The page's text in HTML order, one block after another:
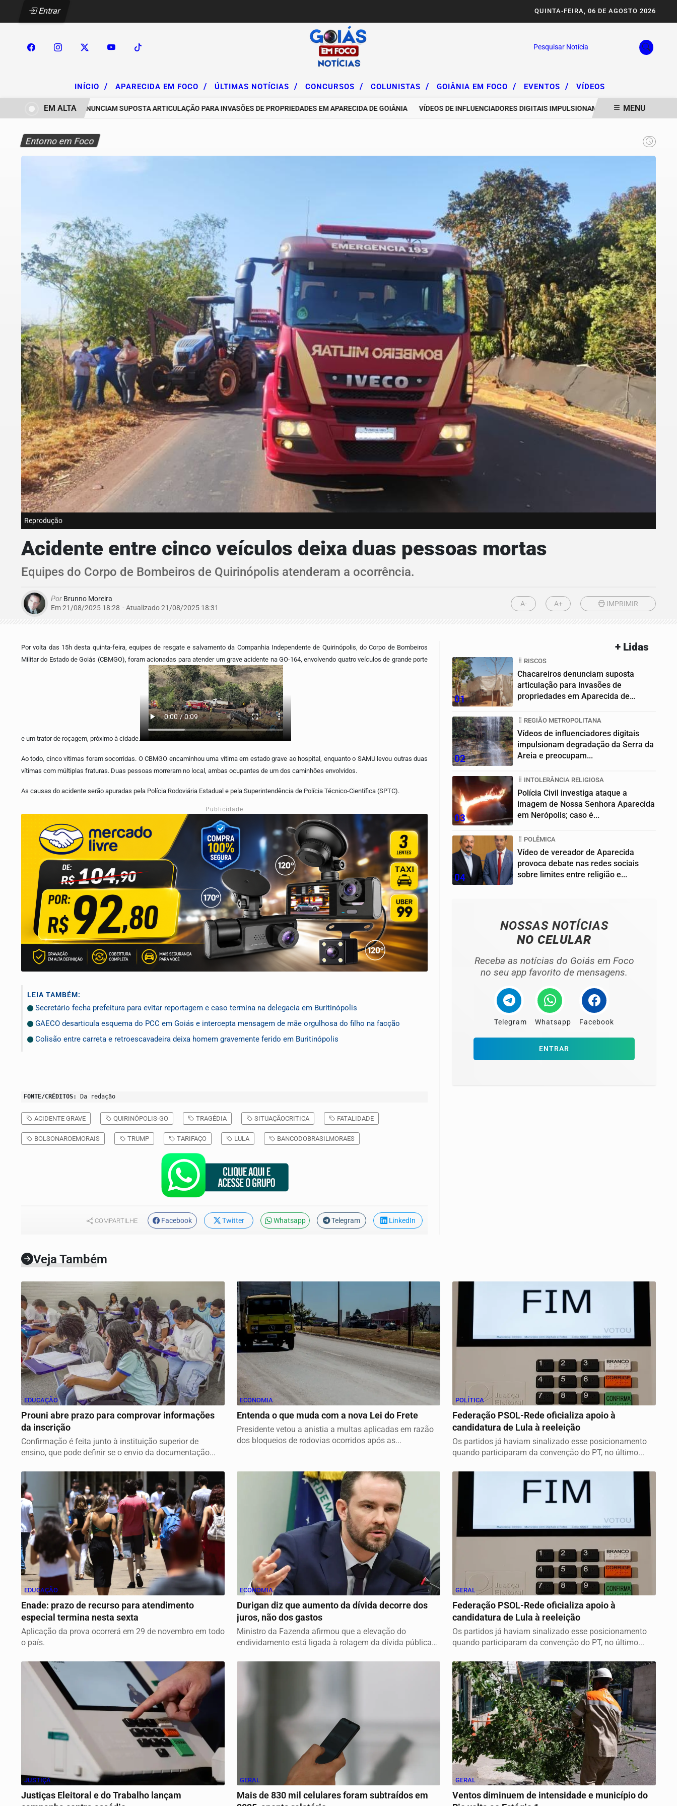
Entrar QUINTA-FEIRA, 06 DE AGOSTO 2026
Pesquisar Notícia
INÍCIO / APARECIDA EM FOCO / ÚLTIMAS NOTÍCIAS / CONCURSOS / COLUNISTAS / GOIÂNIA EM FOCO / EVENTOS / VÍDEOS
CHACAREIROS DENUNCIAM SUPOSTA ARTICULAÇÃO PARA INVASÕES DE PROPRIEDADES EM APARECIDA DE GOIÂNIA VÍDEOS DE INFLUENCIADORES DIGITAIS IMPULSIONAM DEGRADAÇÃO DA SERRA DA
EM ALTA MENU
Entorno em Foco
Reprodução
Acidente entre cinco veículos deixa duas pessoas mortas
Equipes do Corpo de Bombeiros de Quirinópolis atenderam a ocorrência.
Por Brunno Moreira
Em 21/08/2025 18:28 - Atualizado21/08/2025 18:31 A- A+ IMPRIMIR
Por volta das 15h desta quinta-feira, equipes de resgate e salvamento da Companhia Independente de Quirinópolis, do Corpo de Bombeiros
Militar do Estado de Goiás (CBMGO), foram acionadas para atender um grave acidente na GO-164, envolvendo quatro veículos de grande porte
e um trator de roçagem, próximo à cidade.
Ao todo, cinco vítimas foram socorridas. O CBMGO encaminhou uma vítima em estado grave ao hospital, enquanto o SAMU levou outras duas
vítimas com múltiplas fraturas. Duas pessoas morreram no local, ambas ocupantes de um dos caminhões envolvidos.
As causas do acidente serão apuradas pela Polícia Rodoviária Estadual e pela Superintendência de Polícia Técnico-Científica (SPTC).
Publicidade
LEIA TAMBÉM:
Secretário fecha prefeitura para evitar reportagem e caso termina na delegacia em Buritinópolis
GAECO desarticula esquema do PCC em Goiás e intercepta mensagem de mãe orgulhosa do filho na facção
Colisão entre carreta e retroescavadeira deixa homem gravemente ferido em Buritinópolis
FONTE/CRÉDITOS: Da redação
ACIDENTE GRAVE QUIRINÓPOLIS-GO TRAGÉDIA SITUAÇÃOCRITICA FATALIDADE
BOLSONAROEMORAIS TRUMP TARIFAÇO LULA BANCODOBRASILMORAES
COMPARTILHE Facebook Twitter Whatsapp Telegram LinkedIn
+ Lidas
01
RISCOS
Chacareiros denunciam suposta
articulação para invasões de
propriedades em Aparecida de
02
REGIÃO METROPOLITANA
Vídeos de influenciadores digitais
impulsionam degradação da Serra da
Areia e preocupam...
03
INTOLERÂNCIA RELIGIOSA
Polícia Civil investiga ataque a
imagem de Nossa Senhora Aparecida
em Nerópolis; caso é...
04
POLÊMICA
Vídeo de vereador de Aparecida
provoca debate nas redes sociais
sobre limites entre religião e...
NOSSAS NOTÍCIAS
NO CELULAR
Receba as notícias do Goiás em Foco
no seu app favorito de mensagens.
Telegram Whatsapp Facebook
ENTRAR
Veja Também
EDUCAÇÃO
Prouni abre prazo para comprovar informações
da inscrição
Confirmação é feita junto à instituição superior de
ensino, que pode definir se o envio da documentação...
ECONOMIA
Entenda o que muda com a nova Lei do Frete
Presidente vetou a anistia a multas aplicadas em razão
dos bloqueios de rodovias ocorridos após as...
POLÍTICA
Federação PSOL-Rede oficializa apoio à
candidatura de Lula à reeleição
Os partidos já haviam sinalizado esse posicionamento
quando participaram da convenção do PT, no último...
EDUCAÇÃO
Enade: prazo de recurso para atendimento
especial termina nesta sexta
Aplicação da prova ocorrerá em 29 de novembro em todo
o país.
ECONOMIA
Durigan diz que aumento da dívida decorre dos
juros, não dos gastos
Ministro da Fazenda afirmou que a elevação do
endividamento está ligada à rolagem da dívida pública
GERAL
Federação PSOL-Rede oficializa apoio à
candidatura de Lula à reeleição
Os partidos já haviam sinalizado esse posicionamento
quando participaram da convenção do PT, no último...
JUSTIÇA
Justiças Eleitoral e do Trabalho lançam
GERAL
Mais de 830 mil celulares foram subtraídos em
GERAL
Ventos diminuem de intensidade e município do